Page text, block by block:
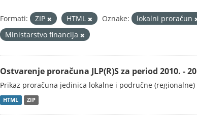
Formati: ZIP HTML Oznake: lokalni proračun
Ministarstvo financija
Ostvarenje proračuna JLP(R)S za period 2010. -
Prikaz proračuna jedinica lokalne i područne (regionalne)
HTML ZIP